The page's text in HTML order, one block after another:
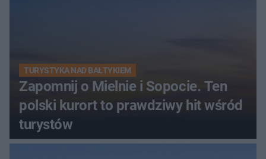
TURYSTYKA NAD BAŁTYKIEM
Zapomnij o Mielnie i Sopocie. Ten
polski kurort to prawdziwy hit wśród
turystów